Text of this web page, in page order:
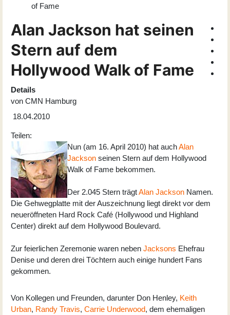
of Fame
Alan Jackson hat seinen
Stern auf dem
Hollywood Walk of Fame
Details
von CMN Hamburg
18.04.2010
Teilen:
Nun (am 16. April 2010) hat auchAlan
Jackson seinen Stern auf dem Hollywood
Walk of Fame bekommen.
Der 2.045 Stern trägtAlan Jackson Namen.
Die Gehwegplatte mit der Auszeichnung liegt direkt vor dem
neueröffneten Hard Rock Café (Hollywood und Highland
Center) direkt auf dem Hollywood Boulevard.
Zur feierlichen Zeremonie waren neben Jacksons Ehefrau
Denise und deren drei Töchtern auch einige hundert Fans
gekommen.
Von Kollegen und Freunden, darunter Don Henley, Keith
Urban, Randy Travis, Carrie Underwood, dem ehemaligen